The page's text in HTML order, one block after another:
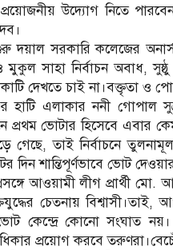
উদ্যোগ নিতে
দয়াল সরকারি কলেজের অনার্স
মুকুল সাহা নির্বাচন অবাধ,
দেখতে চাই না।বক্তৃতা ও
হাটি এলাকার ননী গোপাল
প্রথম ভোটার হিসেবে এবার
গেছে, তাই নির্বাচনে
দিন শান্তিপূর্ণভাবে ভোট
আওয়ামী লীগ প্রার্থী
চেতনায় বিশ্বাসী।তাই,
কেন্দ্রে কোনো সংঘাত
প্রয়োগ করবে তরুণরা।বেচেঁ